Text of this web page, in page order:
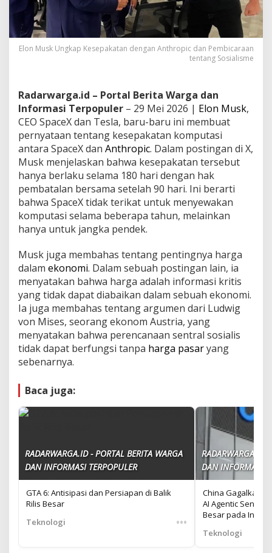
Elon Musk Ungkap Kesepakatan dengan Anthropic dan Pembicaraan
tentang Sosialisme
Radarwarga.id – Portal Berita Warga dan
Informasi Terpopuler – 29 Mei 2026 | Elon Musk,
CEO SpaceX dan Tesla, baru-baru ini membuat
pernyataan tentang kesepakatan komputasi
antara SpaceX dan Anthropic. Dalam postingan di X,
Musk menjelaskan bahwa kesepakatan tersebut
hanya berlaku selama 180 hari dengan hak
pembatalan bersama setelah 90 hari. Ini berarti
bahwa SpaceX tidak terikat untuk menyewakan
komputasi selama beberapa tahun, melainkan
hanya untuk jangka pendek.
Musk juga membahas tentang pentingnya harga
dalam ekonomi. Dalam sebuah postingan lain, ia
menyatakan bahwa harga adalah informasi kritis
yang tidak dapat diabaikan dalam sebuah ekonomi.
Ia juga membahas tentang argumen dari Ludwig
von Mises, seorang ekonom Austria, yang
menyatakan bahwa perencanaan sentral sosialis
tidak dapat berfungsi tanpa harga pasaryang
sebenarnya.
Baca juga:
RADARWARGA.ID - PORTAL BERITA WARGA
DAN INFORMASI TERPOPULER
GTA 6: Antisipasi dan Persiapan di Balik
Rilis Besar
Teknologi
•••
RADARWARGA.ID
DAN INFORMASI
China Gagalkan
AI Agentic Senilai
Besar pada
Teknologi